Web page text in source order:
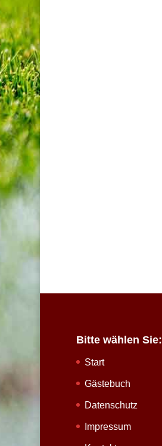
Bitte wählen Sie:
Start
Gästebuch
Datenschutz
Impressum